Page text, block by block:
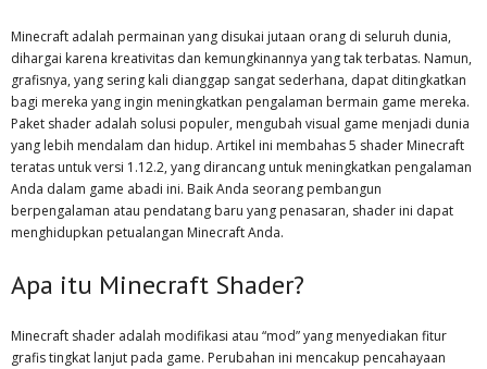
Minecraft adalah permainan yang disukai jutaan orang di seluruh dunia,
dihargai karena kreativitas dan kemungkinannya yang tak terbatas. Namun,
grafisnya, yang sering kali dianggap sangat sederhana, dapat ditingkatkan
bagi mereka yang ingin meningkatkan pengalaman bermain game mereka.
Paket shader adalah solusi populer, mengubah visual game menjadi dunia
yang lebih mendalam dan hidup. Artikel ini membahas 5 shader Minecraft
teratas untuk versi 1.12.2, yang dirancang untuk meningkatkan pengalaman
Anda dalam game abadi ini. Baik Anda seorang pembangun
berpengalaman atau pendatang baru yang penasaran, shader ini dapat
menghidupkan petualangan Minecraft Anda.
Apa itu Minecraft Shader?
Minecraft shader adalah modifikasi atau “mod” yang menyediakan fitur
grafis tingkat lanjut pada game. Perubahan ini mencakup pencahayaan